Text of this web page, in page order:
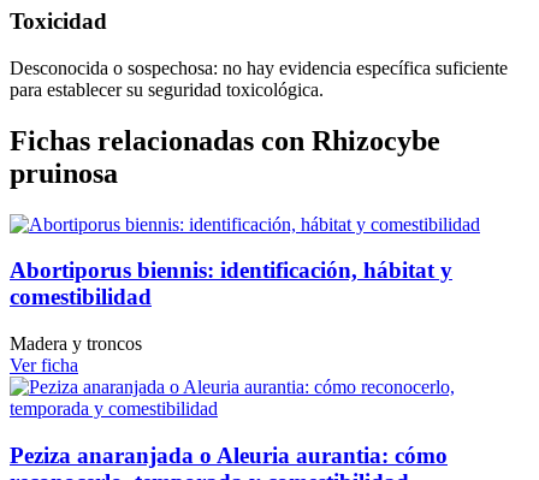
Toxicidad
Desconocida o sospechosa: no hay evidencia específica suficiente
para establecer su seguridad toxicológica.
Fichas relacionadas con Rhizocybe
pruinosa
Abortiporus biennis: identificación, hábitat y
comestibilidad
Madera y troncos
Ver ficha
Peziza anaranjada o Aleuria aurantia: cómo